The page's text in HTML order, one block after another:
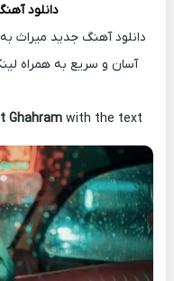
دانلود
دانلود آهنگ جدید میراث
آسان و سریع به همراه
Ghahram with the text